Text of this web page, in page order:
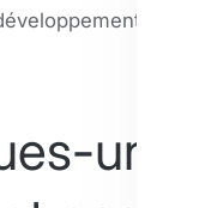
des
unes